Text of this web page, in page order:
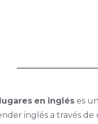
LinkedIn
lugares en ingléses
inglés a través